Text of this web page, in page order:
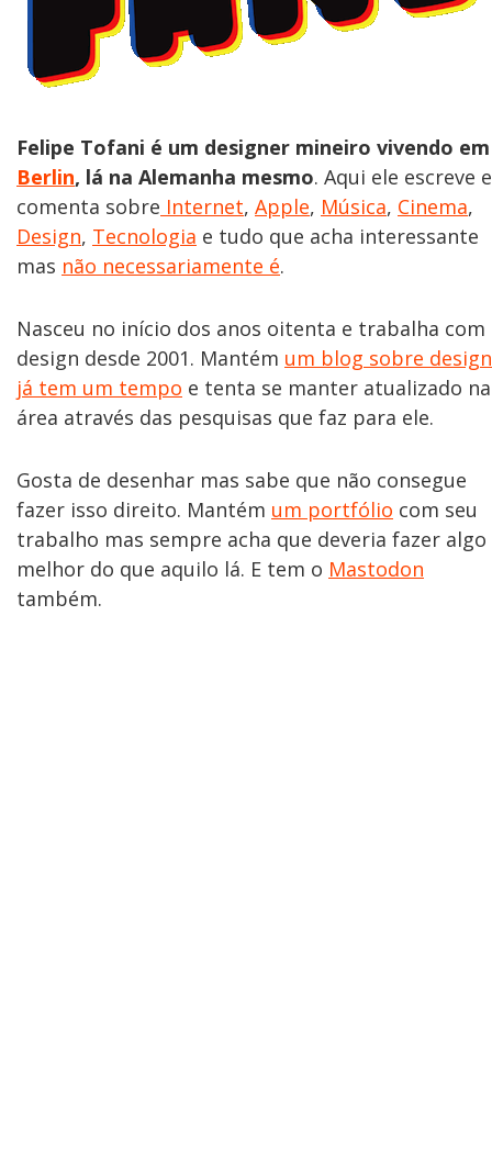
Felipe Tofani é um designer mineiro vivendo em
Berlin, lá na Alemanha mesmo. Aqui ele escreve e
comenta sobre Internet, Apple, Música, Cinema,
Design, Tecnologia e tudo que acha interessante
mas não necessariamente é.
Nasceu no início dos anos oitenta e trabalha com
design desde 2001. Mantém um blog sobre design
já tem um tempo e tenta se manter atualizado na
área através das pesquisas que faz para ele.
Gosta de desenhar mas sabe que não consegue
fazer isso direito. Mantém um portfólio com seu
trabalho mas sempre acha que deveria fazer algo
melhor do que aquilo lá. E tem o Mastodon
também.